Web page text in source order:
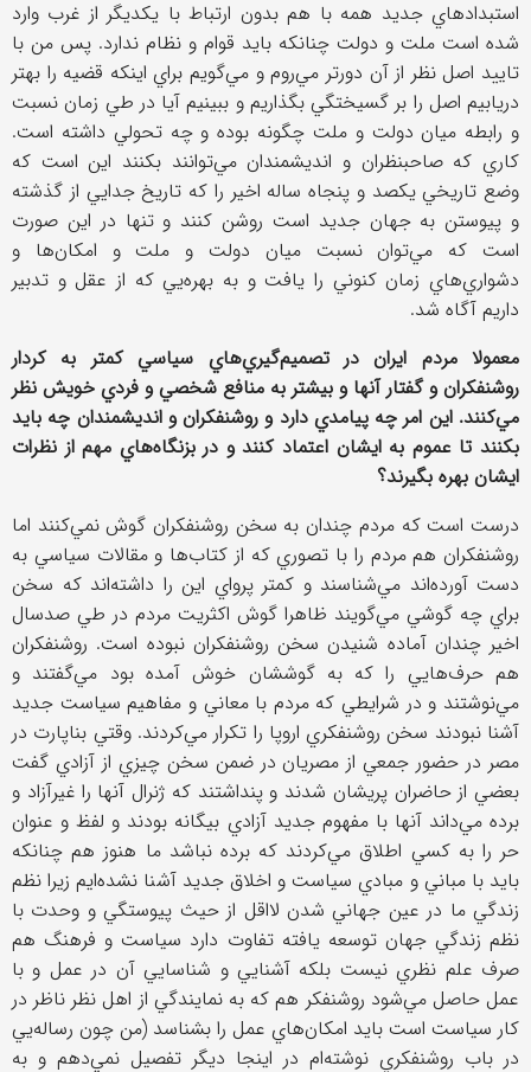
استبدادهاي جديد همه با هم بدون ارتباط با يكديگر از غرب وارد
شده است ملت و دولت چنانكه بايد قوام و نظام ندارد. پس من با
تاييد اصل نظر از آن دورتر مي‌روم و مي‌گويم براي اينكه قضيه را بهتر
دريابيم اصل را بر گسيختگي بگذاريم و ببينيم آيا در طي زمان نسبت
و رابطه ميان دولت و ملت چگونه بوده و چه تحولي داشته است.
كاري كه صاحبنظران و انديشمندان مي‌توانند بكنند اين است كه
وضع تاريخي يكصد و پنجاه ساله اخير را كه تاريخ جدايي از گذشته
و پيوستن به جهان جديد است روشن كنند و تنها در اين صورت
است كه مي‌توان نسبت ميان دولت و ملت و امكان‌ها و
دشواري‌هاي زمان كنوني را يافت و به بهره‌يي كه از عقل و تدبير
داريم آگاه شد.
معمولا مردم ايران در تصميم‌گيري‌هاي سياسي كمتر به كردار
روشنفكران و گفتار آنها و بيشتر به منافع شخصي و فردي خويش نظر
مي‌كنند. اين امر چه پيامدي دارد و روشنفكران و انديشمندان چه بايد
بكنند تا عموم به ايشان اعتماد كنند و در بزنگاه‌هاي مهم از نظرات
ايشان بهره بگيرند؟
درست است كه مردم چندان به سخن روشنفكران گوش نمي‌كنند اما
روشنفكران هم مردم را با تصوري كه از كتاب‌ها و مقالات سياسي به
دست آورده‌اند مي‌شناسند و كمتر پرواي اين را داشته‌اند كه سخن
براي چه گوشي مي‌گويند ظاهرا گوش اكثريت مردم در طي صدسال
اخير چندان آماده شنيدن سخن روشنفكران نبوده است. روشنفكران
هم حرف‌هايي را كه به گوششان خوش آمده بود مي‌گفتند و
مي‌نوشتند و در شرايطي كه مردم با معاني و مفاهيم سياست جديد
آشنا نبودند سخن روشنفكري اروپا را تكرار مي‌كردند. وقتي بناپارت در
مصر در حضور جمعي از مصريان در ضمن سخن چيزي از آزادي گفت
بعضي از حاضران پريشان شدند و پنداشتند كه ژنرال آنها را غيرآزاد و
برده مي‌داند آنها با مفهوم جديد آزادي بيگانه بودند و لفظ و عنوان
حر را به كسي اطلاق مي‌كردند كه برده نباشد ما هنوز هم چنانكه
بايد با مباني و مبادي سياست و اخلاق جديد آشنا نشده‌ايم زيرا نظم
زندگي ما در عين جهاني شدن لااقل از حيث پيوستگي و وحدت با
نظم زندگي جهان توسعه يافته تفاوت دارد سياست و فرهنگ هم
صرف علم نظري نيست بلكه آشنايي و شناسايي آن در عمل و با
عمل حاصل مي‌شود روشنفكر هم كه به نمايندگي از اهل نظر ناظر در
كار سياست است بايد امكان‌هاي عمل را بشناسد (من چون رساله‌يي
در باب روشنفكري نوشته‌ام در اينجا ديگر تفصيل نمي‌دهم و به